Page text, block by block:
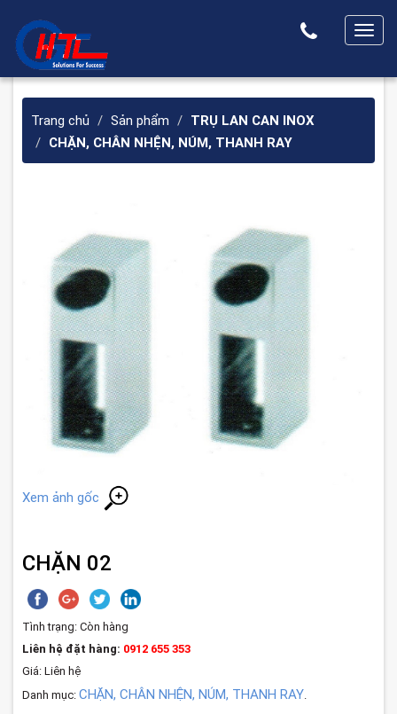
T
g
g
n
Trang chủ Sản phẩm
TRỤ LAN CAN INOX
CHẶN, CHÂN NHỆN, NÚM, THANH RAY
Xem ảnh gốc
CHẶN 02
Tình trạng: Còn hàng
Liên hệ đặt hàng: 0912 655 353
Giá: Liên hệ
Danh mục: CHẶN, CHÂN NHỆN, NÚM, THANH RAY.